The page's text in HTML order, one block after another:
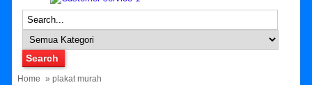
Home » plakat murah